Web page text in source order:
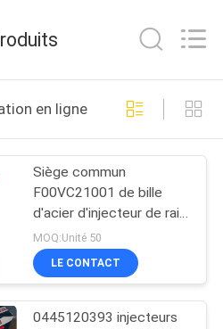
en ligne
Siège commun
F00VC21001 de bille
d'acier d'injecteur de rail
de BOSCH pour les
séries de l'injecteur 120
de bosch/F00VC21002
séries
MOQ:Unité 50
LE CONTACT
0445120393 injecteurs